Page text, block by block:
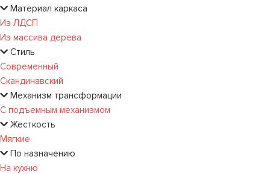
Материал каркаса
Из ЛДСП
Из массива дерева
Стиль
Современный
Скандинавский
Механизм трансформации
С подъемным механизмом
Жесткость
Мягкие
По назначению
На кухню